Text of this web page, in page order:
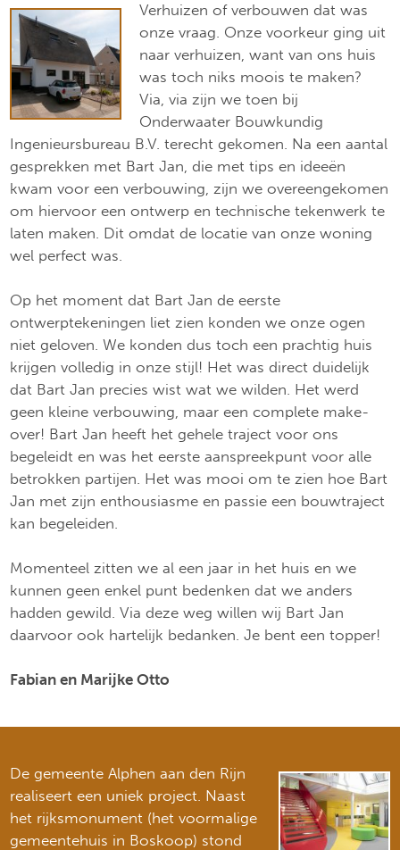
Verhuizen of verbouwen dat was
onze vraag. Onze voorkeur ging uit
naar verhuizen, want van ons huis
was toch niks moois te maken?
Via, via zijn we toen bij
Onderwaater Bouwkundig
Ingenieursbureau B.V. terecht gekomen. Na een aantal
gesprekken met Bart Jan, die met tips en ideeën
kwam voor een verbouwing, zijn we overeengekomen
om hiervoor een ontwerp en technische tekenwerk te
laten maken. Dit omdat de locatie van onze woning
wel perfect was.
Op het moment dat Bart Jan de eerste
ontwerptekeningen liet zien konden we onze ogen
niet geloven. We konden dus toch een prachtig huis
krijgen volledig in onze stijl! Het was direct duidelijk
dat Bart Jan precies wist wat we wilden. Het werd
geen kleine verbouwing, maar een complete make-
over! Bart Jan heeft het gehele traject voor ons
begeleidt en was het eerste aanspreekpunt voor alle
betrokken partijen. Het was mooi om te zien hoe Bart
Jan met zijn enthousiasme en passie een bouwtraject
kan begeleiden.
Momenteel zitten we al een jaar in het huis en we
kunnen geen enkel punt bedenken dat we anders
hadden gewild. Via deze weg willen wij Bart Jan
daarvoor ook hartelijk bedanken. Je bent een topper!
Fabian en Marijke Otto
De gemeente Alphen aan den Rijn
realiseert een uniek project. Naast
het rijksmonument (het voormalige
gemeentehuis in Boskoop) stond